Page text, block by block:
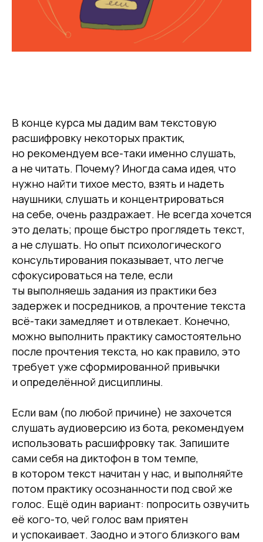
В конце курса мы дадим вам текстовую
расшифровку некоторых практик,
но рекомендуем все-таки именно слушать,
а не читать. Почему? Иногда сама идея, что
нужно найти тихое место, взять и надеть
наушники, слушать и концентрироваться
на себе, очень раздражает. Не всегда хочется
это делать; проще быстро проглядеть текст,
а не слушать. Но опыт психологического
консультирования показывает, что легче
сфокусироваться на теле, если
ты выполняешь задания из практики без
задержек и посредников, а прочтение текста
всё-таки замедляет и отвлекает. Конечно,
можно выполнить практику самостоятельно
после прочтения текста, но как правило, это
требует уже сформированной привычки
и определённой дисциплины.
Если вам (по любой причине) не захочется
слушать аудиоверсию из бота, рекомендуем
использовать расшифровку так. Запишите
сами себя на диктофон в том темпе,
в котором текст начитан у нас, и выполняйте
потом практику осознанности под свой же
голос. Ещё один вариант: попросить озвучить
её кого-то, чей голос вам приятен
и успокаивает. Заодно и этого близкого вам